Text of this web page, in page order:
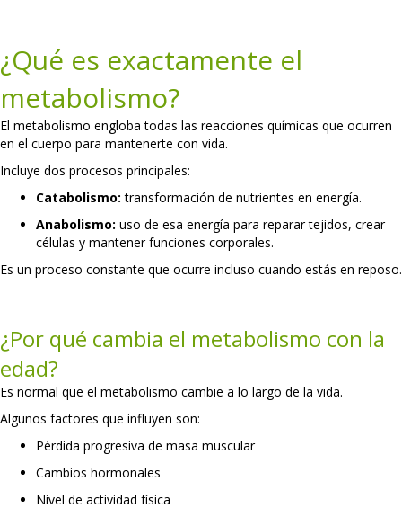
¿Qué es exactamente el
metabolismo?
El metabolismo engloba todas las reacciones químicas que ocurren
en el cuerpo para mantenerte con vida.
Incluye dos procesos principales:
Catabolismo: transformación de nutrientes en energía.
Anabolismo: uso de esa energía para reparar tejidos, crear
células y mantener funciones corporales.
Es un proceso constante que ocurre incluso cuando estás en reposo.
¿Por qué cambia el metabolismo con la
edad?
Es normal que el metabolismo cambie a lo largo de la vida.
Algunos factores que influyen son:
Pérdida progresiva de masa muscular
Cambios hormonales
Nivel de actividad física